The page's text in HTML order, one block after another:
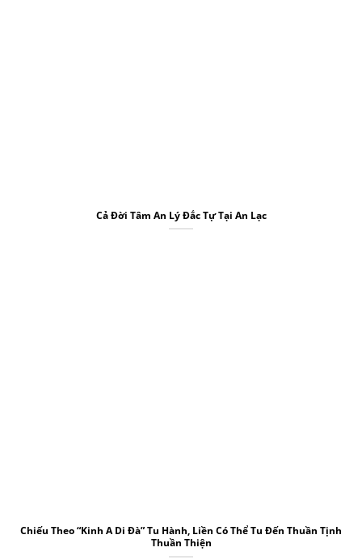
Cả Đời Tâm An Lý Đắc Tự Tại An Lạc
Chiếu Theo “Kinh A Di Đà” Tu Hành, Liền Có Thể Tu Đến Thuần Tịnh
Thuần Thiện